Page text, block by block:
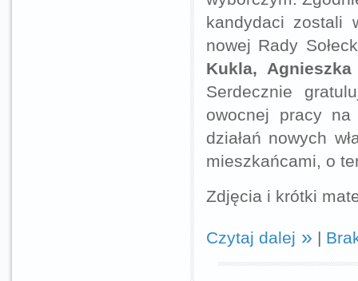
kandydaci zostali
nowej Rady
Kukla,
Serdecznie
owocnej pracy
działań nowych
mieszkańcami, o
Zdjęcia i krótki
Czytaj dalej |